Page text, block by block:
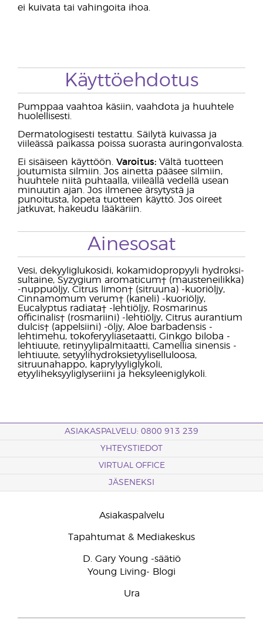
ei kuivata tai vahingoita ihoa.
Käyttöehdotus
Pumppaa vaahtoa käsiin, vaahdota ja huuhtele
huolellisesti.
Dermatologisesti testattu. Säilytä kuivassa ja
viileässä paikassa poissa suorasta auringonvalosta.
Ei sisäiseen käyttöön. Varoitus: Vältä tuotteen
joutumista silmiin. Jos ainetta pääsee silmiin,
huuhtele niitä puhtaalla, viileällä vedellä usean
minuutin ajan. Jos ilmenee ärsytystä ja
punoitusta, lopeta tuotteen käyttö. Jos oireet
jatkuvat, hakeudu lääkäriin.
Ainesosat
Vesi, dekyyliglukosidi, kokamidopropyyli hydroksi-
sultaine, Syzygium aromaticum† (mausteneilikka)
-nuppuöljy, Citrus limon† (sitruuna) -kuoriöljy,
Cinnamomum verum† (kaneli) -kuoriöljy,
Eucalyptus radiata† -lehtiöljy, Rosmarinus
officinalis† (rosmariini) -lehtiöljy, Citrus aurantium
dulcis† (appelsiini) -öljy, Aloe barbadensis -
lehtimehu, tokoferyyliasetaatti, Ginkgo biloba -
lehtiuute, retinyylipalmitaatti, Camellia sinensis -
lehtiuute, setyylihydroksietyyliselluloosa,
sitruunahappo, kaprylyyliglykoli,
etyyliheksyyliglyseriini ja heksyleeniglykoli.
ASIAKASPALVELU: 0800 913 239
YHTEYSTIEDOT
VIRTUAL OFFICE
JÄSENEKSI
Asiakaspalvelu
Tapahtumat & Mediakeskus
D. Gary Young -säätiö
Young Living- Blogi
Ura